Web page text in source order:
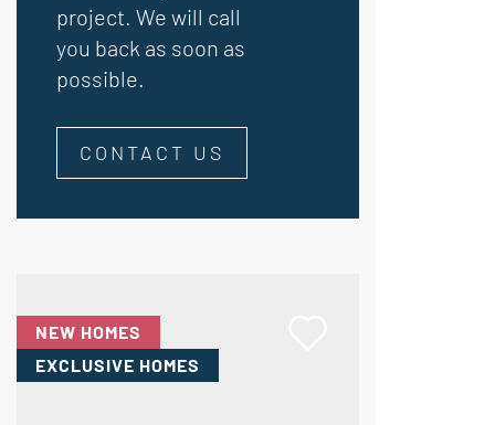
project. We will call
you back as soon as
possible.
CONTACT US
NEW HOMES
EXCLUSIVE HOMES